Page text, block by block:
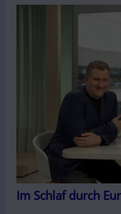
Im Schlaf durch